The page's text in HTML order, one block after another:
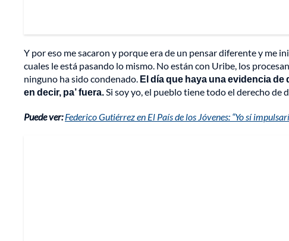
Y por eso me sacaron y porque era de un pensar diferente y me
cuales le está pasando lo mismo. No están con Uribe, los
ninguno ha sido condenado. El día que haya una evidencia
en decir, pa’ fuera. Si soy yo, el pueblo tiene todo el derecho de
Puede ver:Federico Gutiérrez en El País de los Jóvenes: “Yo sí